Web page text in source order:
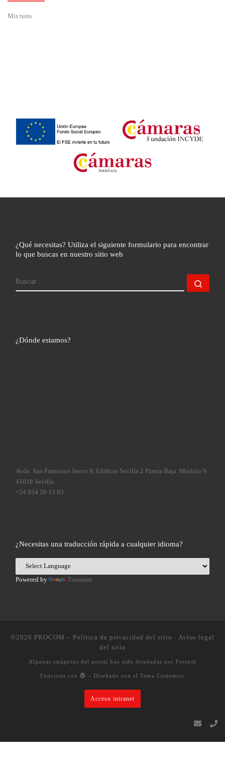
Mis tuits
¿Qué necesitas? Utiliza el siguiente formulario para encontrar
lo que buscas en nuestro sitio web
BUSCAR
¿Dónde estamos?
Avda. San Francisco Javier 9, Edificio Sevilla 2 Planta Baja. Módulo 9
41018 Sevilla.
+34 954 50 13 03
¿Necesitas una traducción rápida a cualquier idioma?
Powered by Translate
©2026 PROCOM – Política de privacidad del sitio · Aviso legal
del sitio
Algunas imágenes del portal han sido diseñadas por Freepik
Funciona con – Diseñado con el Tema Customizr
Acceso intranet